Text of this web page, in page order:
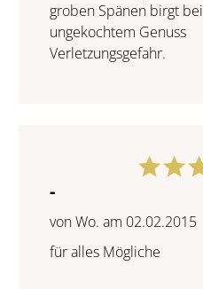
groben Spänen birgt bei
ungekochtem Genuss
Verletzungsgefahr.
-
von Wo. am 02.02.2015
für alles Mögliche